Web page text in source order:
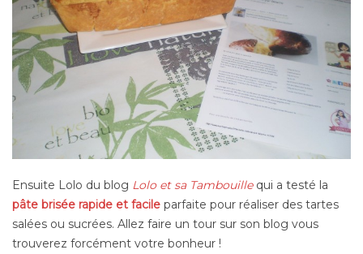
Ensuite Lolo du blog Lolo et sa Tambouillequi a testé la
pâte brisée rapide et facile parfaite pour réaliser des tartes
salées ou sucrées. Allez faire un tour sur son blog vous
trouverez forcément votre bonheur !